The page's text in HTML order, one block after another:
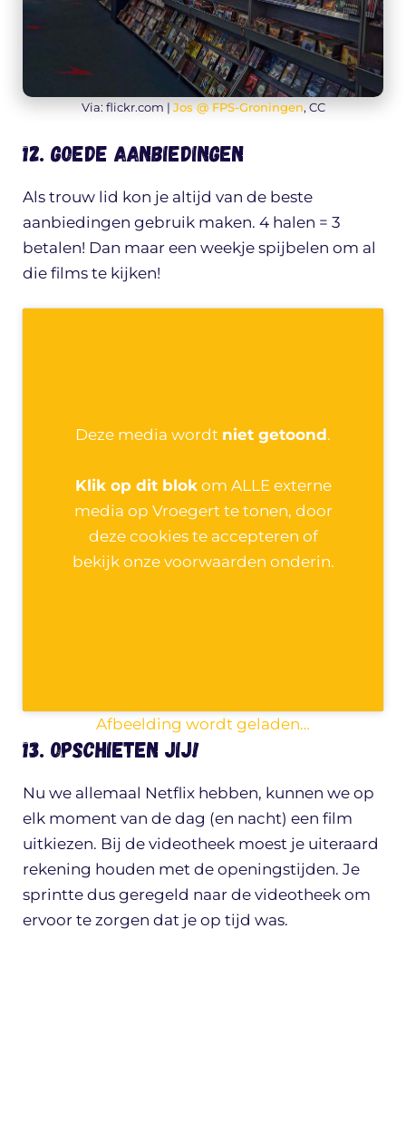
Via: flickr.com | Jos @ FPS-Groningen, CC
12. Goede aanbiedingen
Als trouw lid kon je altijd van de beste
aanbiedingen gebruik maken. 4 halen = 3
betalen! Dan maar een weekje spijbelen om al
die films te kijken!
Deze media wordt niet getoond.
Klik op dit blokom ALLE externe
media op Vroegert te tonen, door
deze cookies te accepteren of
bekijk onze voorwaarden onderin.
Afbeelding wordt geladen…
13. Opschieten jij!
Nu we allemaal Netflix hebben, kunnen we op
elk moment van de dag (en nacht) een film
uitkiezen. Bij de videotheek moest je uiteraard
rekening houden met de openingstijden. Je
sprintte dus geregeld naar de videotheek om
ervoor te zorgen dat je op tijd was.